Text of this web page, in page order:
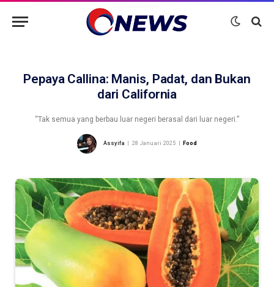
Pepaya Callina: Manis, Padat, dan Bukan
dari California
“Tak semua yang berbau luar negeri berasal dari luar negeri.”
Assyifa 28 Januari 2025 Food